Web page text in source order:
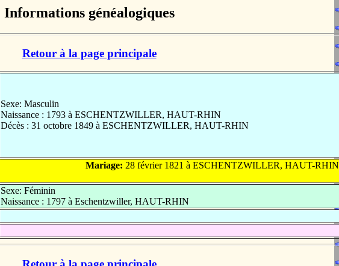
Informations généalogiques
Retour à la page principale
Sexe: Masculin
Naissance : 1793 à ESCHENTZWILLER, HAUT-RHIN
Décès : 31 octobre 1849 à ESCHENTZWILLER, HAUT-RHIN
Mariage: 28 février 1821 à ESCHENTZWILLER, HAUT-RHIN
Sexe: Féminin
Naissance : 1797 à Eschentzwiller, HAUT-RHIN